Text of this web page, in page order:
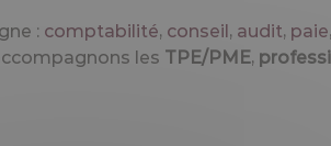
: comptabilité, conseil , audit, paie,
les TPE/PME,